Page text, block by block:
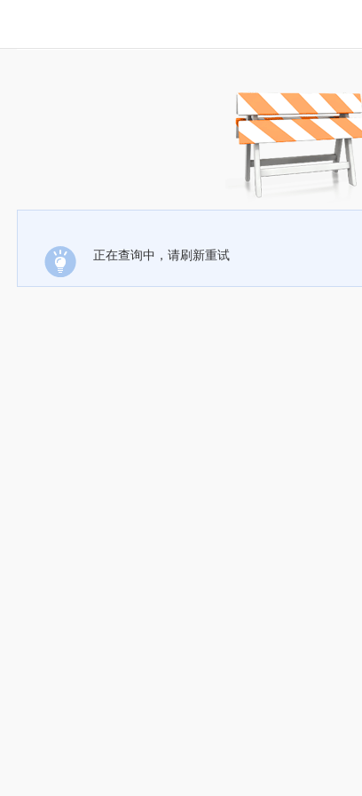
正在查询中，请刷新重试